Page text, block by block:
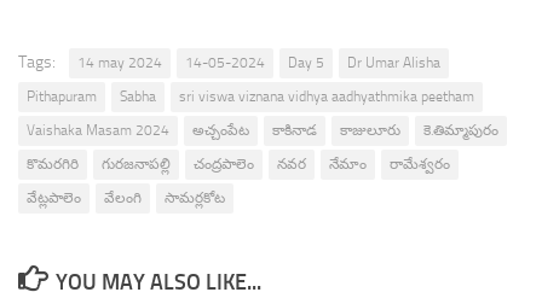
Tags: 14 may 2024 14-05-2024 Day 5
Dr Umar Alisha
Pithapuram
Sabha
sri viswa viznana vidhya aadhyathmika peetham
Vaishaka Masam 2024
అచ్చంపేట కాకినాడ కాజులూరు
కె.తిమ్మాపురం
కొమరగిరి
గురజనాపల్లి చంద్రపాలెం నవర నేమాం
రామేశ్వరం
వేట్లపాలెం
వేలంగి సామర్లకోట
YOU MAY ALSO LIKE...